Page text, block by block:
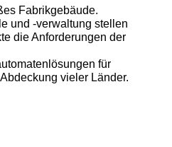
Fabrikgebäude.
und -verwaltung stellen
die Anforderungen der
für
vieler Länder.